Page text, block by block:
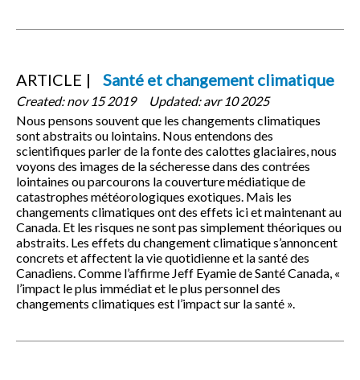
ARTICLE Santé et changement climatique
Created:nov 15 2019 Updated:avr 10 2025
Nous pensons souvent que les changements climatiques
sont abstraits ou lointains. Nous entendons des
scientifiques parler de la fonte des calottes glaciaires, nous
voyons des images de la sécheresse dans des contrées
lointaines ou parcourons la couverture médiatique de
catastrophes météorologiques exotiques. Mais les
changements climatiques ont des effets ici et maintenant au
Canada. Et les risques ne sont pas simplement théoriques ou
abstraits. Les effets du changement climatique s’annoncent
concrets et affectent la vie quotidienne et la santé des
Canadiens. Comme l’affirme Jeff Eyamie de Santé Canada, «
l’impact le plus immédiat et le plus personnel des
changements climatiques est l’impact sur la santé ».